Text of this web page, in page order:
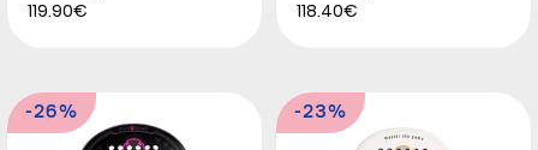
119.90€
118.40€
-26% -23%